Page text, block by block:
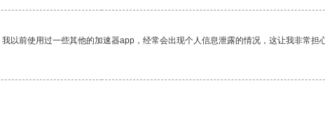
前使用过一些其他的加速器app，经常会出现个人信息泄露的情况，这让我非常担心